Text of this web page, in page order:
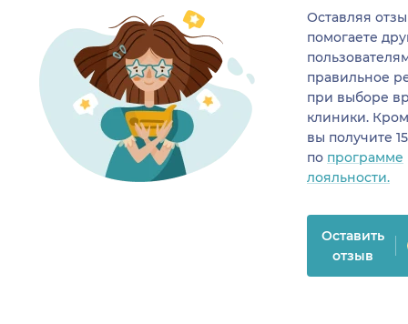
Оставляя
помогаете
правильное
при выборе
клиники.
вы получите
по программе
лояльности.
Оставить
отзыв